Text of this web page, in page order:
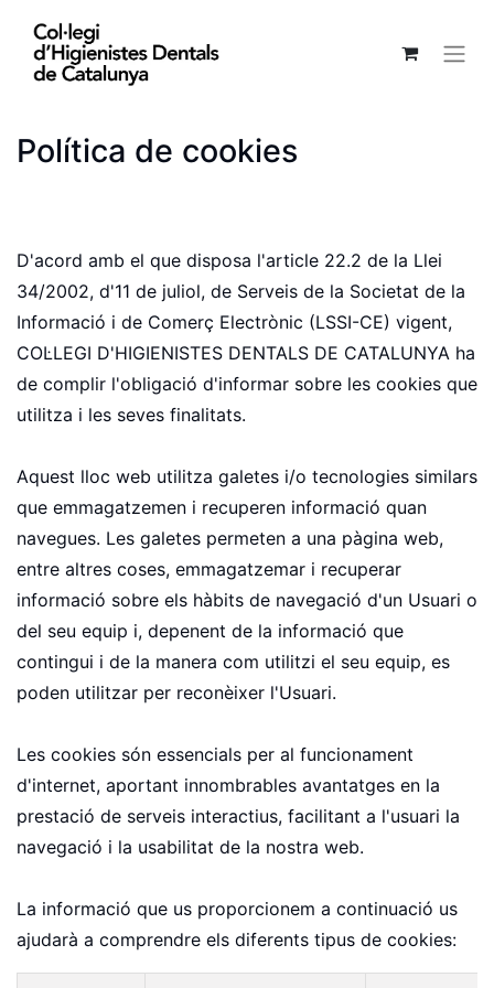
Política de cookies
D'acord amb el que disposa l'article 22.2 de la Llei
34/2002, d'11 de juliol, de Serveis de la Societat de la
Informació i de Comerç Electrònic (LSSI-CE) vigent,
COL·LEGI D'HIGIENISTES DENTALS DE CATALUNYA ha
de complir l'obligació d'informar sobre les cookies que
utilitza i les seves finalitats.
Aquest lloc web utilitza galetes i/o tecnologies similars
que emmagatzemen i recuperen informació quan
navegues. Les galetes permeten a una pàgina web,
entre altres coses, emmagatzemar i recuperar
informació sobre els hàbits de navegació d'un Usuari o
del seu equip i, depenent de la informació que
contingui i de la manera com utilitzi el seu equip, es
poden utilitzar per reconèixer l'Usuari.
Les cookies són essencials per al funcionament
d'internet, aportant innombrables avantatges en la
prestació de serveis interactius, facilitant a l'usuari la
navegació i la usabilitat de la nostra web.
La informació que us proporcionem a continuació us
ajudarà a comprendre els diferents tipus de cookies: